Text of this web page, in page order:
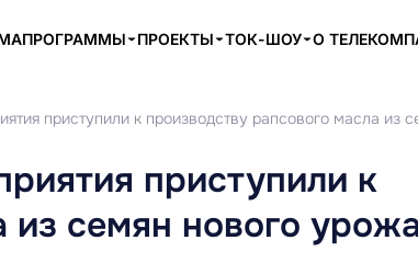
ПРОГРАММЫ ПРОЕКТЫ ТОК-ШОУ О
приступили к производству рапсового масла из
приступили к
из семян нового